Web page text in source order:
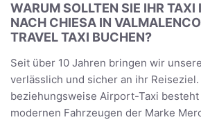
WARUM SOLLTEN SIE IHR TAXI
NACH CHIESA IN
TRAVEL TAXI BUCHEN?
Seit über 10 Jahren bringen wir
verlässlich und sicher an ihr
beziehungsweise Airport-Taxi besteht
modernen Fahrzeugen der Marke